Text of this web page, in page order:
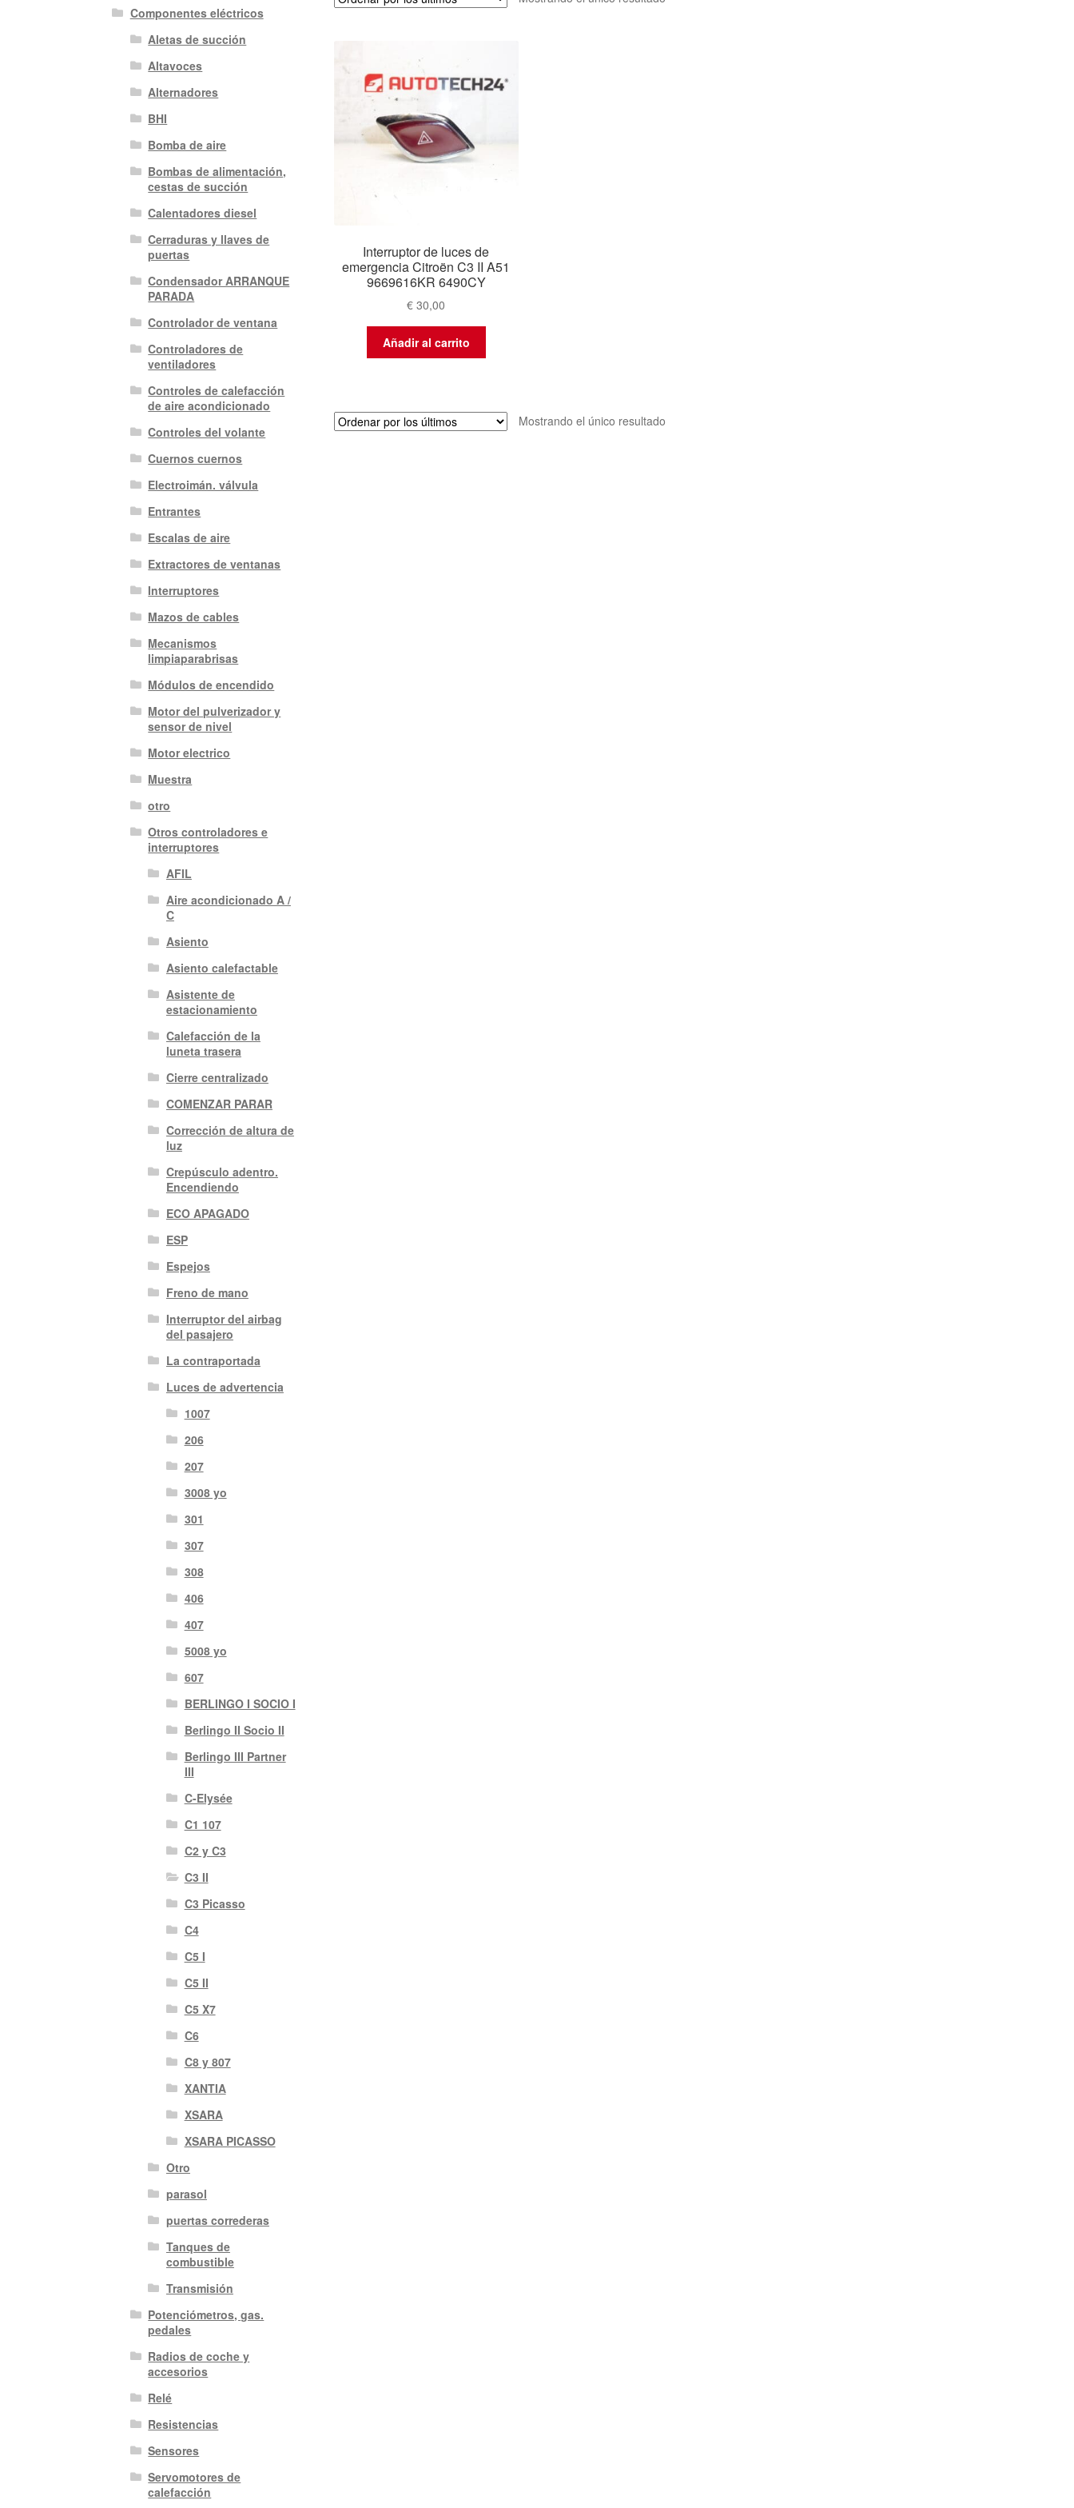
Interruptor de luces de
emergencia Citroën C3 II A51
9669616KR 6490CY
€ 30,00
Añadir al carrito
Mostrando el único resultado
Componentes eléctricos
Aletas de succión
Altavoces
Alternadores
BHI
Bomba de aire
Bombas de alimentación,
cestas de succión
Calentadores diesel
Cerraduras y llaves de
puertas
Condensador ARRANQUE
PARADA
Controlador de ventana
Controladores de
ventiladores
Controles de calefacción
de aire acondicionado
Controles del volante
Cuernos cuernos
Electroimán. válvula
Entrantes
Escalas de aire
Extractores de ventanas
Interruptores
Mazos de cables
Mecanismos
limpiaparabrisas
Módulos de encendido
Motor del pulverizador y
sensor de nivel
Motor electrico
Muestra
otro
Otros controladores e
interruptores
AFIL
Aire acondicionado A /
C
Asiento
Asiento calefactable
Asistente de
estacionamiento
Calefacción de la
luneta trasera
Cierre centralizado
COMENZAR PARAR
Corrección de altura de
luz
Crepúsculo adentro.
Encendiendo
ECO APAGADO
ESP
Espejos
Freno de mano
Interruptor del airbag
del pasajero
La contraportada
Luces de advertencia
1007
206
207
3008 yo
301
307
308
406
407
5008 yo
607
BERLINGO I SOCIO I
Berlingo II Socio II
Berlingo III Partner
III
C-Elysée
C1 107
C2 y C3
C3 II
C3 Picasso
C4
C5 I
C5 II
C5 X7
C6
C8 y 807
XANTIA
XSARA
XSARA PICASSO
Otro
parasol
puertas correderas
Tanques de
combustible
Transmisión
Potenciómetros, gas.
pedales
Radios de coche y
accesorios
Relé
Resistencias
Sensores
Servomotores de
calefacción